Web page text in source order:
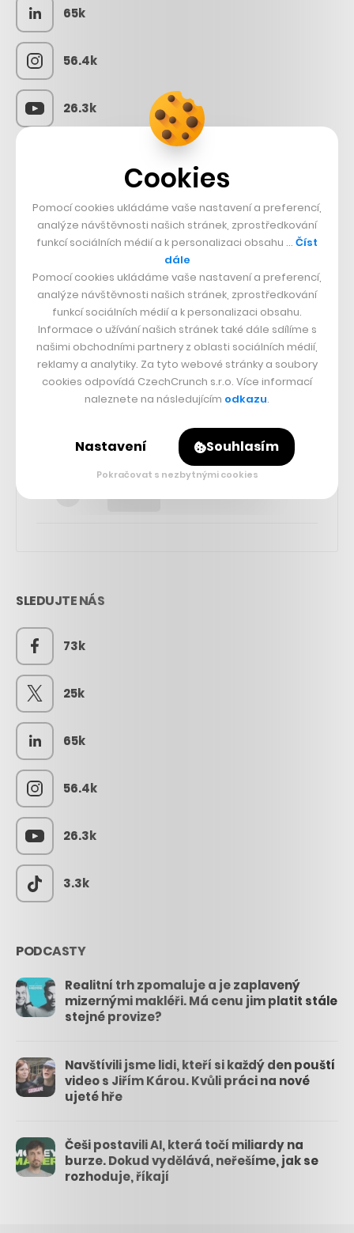
65k
56.4k
26.3k
CZECHCRUNCH JOBS
SLEDUJTE NÁS
73k
25k
65k
56.4k
26.3k
3.3k
PODCASTY
Realitní trh zpomaluje a je zaplavený
mizernými makléři. Má cenu jim platit stále
stejné provize?
Navštívili jsme lidi, kteří si každý den pouští
video s Jiřím Károu. Kvůli práci na nové
ujeté hře
Češi postavili AI, která točí miliardy na
burze. Dokud vydělává, neřešíme, jak se
rozhoduje, říkají
Cookies
Pomocí cookies ukládáme vaše nastavení a preferencí,
analýze návštěvnosti našich stránek, zprostředkování
funkcí sociálních médií a k personalizaci obsahu … Číst
dále
Pomocí cookies ukládáme vaše nastavení a preferencí,
analýze návštěvnosti našich stránek, zprostředkování
funkcí sociálních médií a k personalizaci obsahu.
Informace o užívání našich stránek také dále sdílíme s
našimi obchodními partnery z oblasti sociálních médií,
reklamy a analytiky. Za tyto webové stránky a soubory
cookies odpovídá CzechCrunch s.r.o. Více informací
naleznete na následujícím odkazu.
Nastavení Souhlasím
Pokračovat s nezbytnými cookies